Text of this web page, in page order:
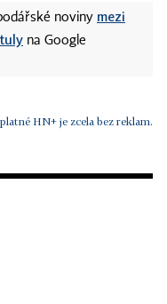
noviny mezi
na Google
HN+ je zcela bez reklam.